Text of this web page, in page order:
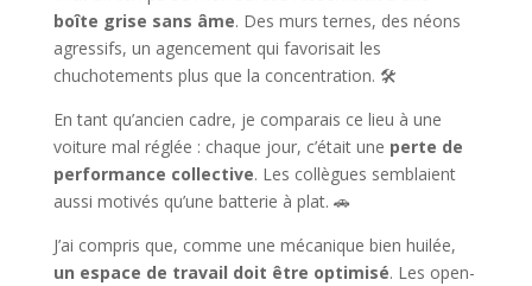
boîte grise sans âme. Des murs ternes, des néons
agressifs, un agencement qui favorisait les
chuchotements plus que la concentration. 🛠️
En tant qu’ancien cadre, je comparais ce lieu à une
voiture mal réglée : chaque jour, c’était une perte de
performance collective. Les collègues semblaient
aussi motivés qu’une batterie à plat. 🚗
J’ai compris que, comme une mécanique bien huilée,
un espace de travail doit être optimisé. Les open-